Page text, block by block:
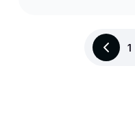
1